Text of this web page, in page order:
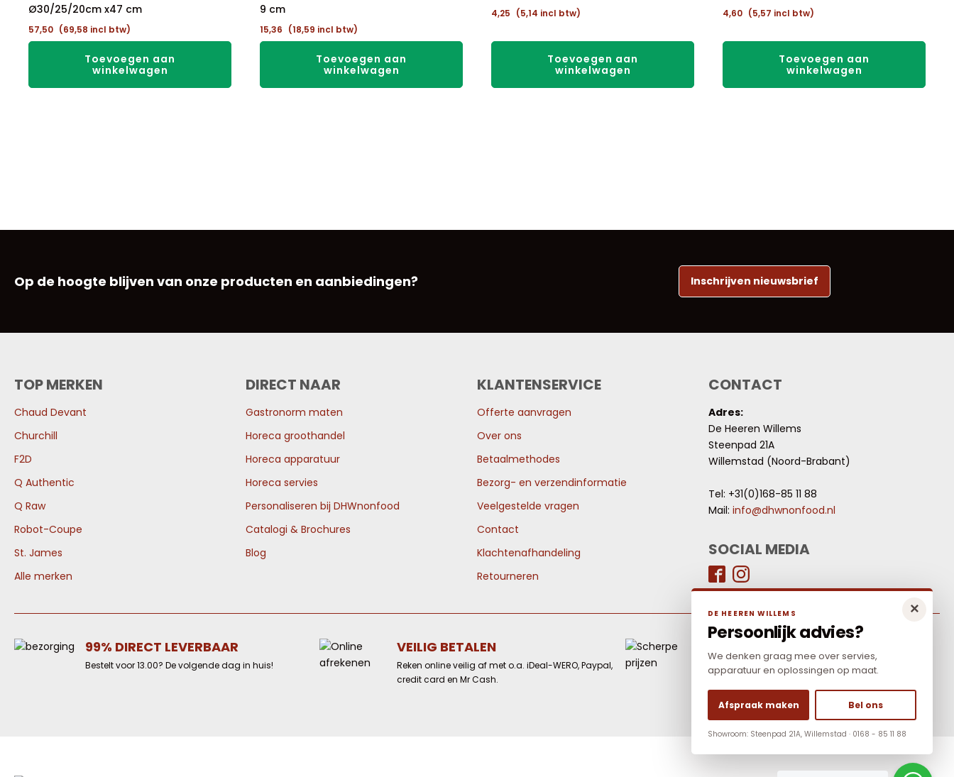
Ø30/25/20cm x47 cm
57,50 (69,58 incl btw)
Toevoegen aan
winkelwagen
9 cm
15,36 (18,59 incl btw)
Toevoegen aan
winkelwagen
4,25 (5,14 incl btw)
Toevoegen aan
winkelwagen
4,60 (5,57 incl btw)
Toevoegen aan
winkelwagen
Op de hoogte blijven van onze producten en aanbiedingen? Inschrijven nieuwsbrief
TOP MERKEN
Chaud Devant
Churchill
F2D
Q Authentic
Q Raw
Robot-Coupe
St. James
Alle merken
DIRECT NAAR
Gastronorm maten
Horeca groothandel
Horeca apparatuur
Horeca servies
Personaliseren bij DHWnonfood
Catalogi & Brochures
Blog
KLANTENSERVICE
Offerte aanvragen
Over ons
Betaalmethodes
Bezorg- en verzendinformatie
Veelgestelde vragen
Contact
Klachtenafhandeling
Retourneren
CONTACT
Adres:
De Heeren Willems
Steenpad 21A
Willemstad (Noord-Brabant)
Tel: +31(0)168-85 11 88
Mail: info@dhwnonfood.nl
SOCIAL MEDIA
99% DIRECT LEVERBAAR
Bestelt voor 13.00? De volgende dag in huis!
VEILIG BETALEN
Reken online veilig af met o.a. iDeal-WERO, Paypal,
credit card en Mr Cash.
LAAGSTE PRIJS
Elders goedkoper? Neem dan contact met ons
op.
×
DE HEEREN WILLEMS
Persoonlijk advies?
We denken graag mee over servies,
apparatuur en oplossingen op maat.
Afspraak maken Bel ons
Showroom: Steenpad 21A, Willemstad · 0168 - 85 11 88